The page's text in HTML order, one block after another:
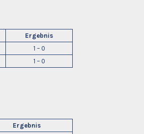
Ergebnis
1 – 0
1 – 0
Ergebnis